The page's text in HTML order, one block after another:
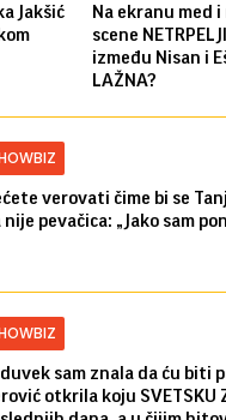
Jakšić
Na ekranu med
scene
između Nisan i
LAŽNA?
verovati čime bi se
nije pevačica: „Jako sam
sam znala da ću biti
otkrila koju SVETSKU